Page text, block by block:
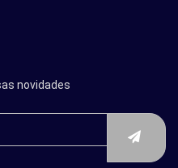
novidades